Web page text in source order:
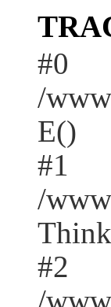
#0
/
E()
#1
/
#2